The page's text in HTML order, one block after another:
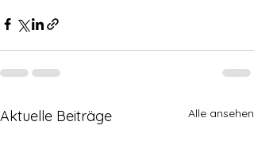
Aktuelle Beiträge Alle ansehen